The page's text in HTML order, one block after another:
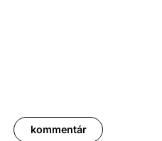
kommentár